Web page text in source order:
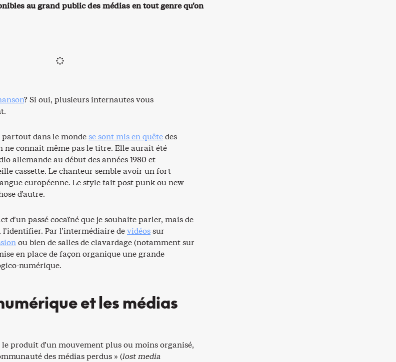
au grand public des médias en tout genre qu’on
? Si oui, plusieurs internautes vous
partout dans le mondese sont mis en quêtedes
ne connait même pas le titre. Elle aurait été
allemande au début des années 1980 et
cassette. Le chanteur semble avoir un fort
européenne. Le style fait post-punk ou new
d’autre.
d’un passé cocaïné que je souhaite parler, mais de
Par l’intermédiaire devidéossur
ou bien de salles de clavardage (notamment sur
en place de façon organique une grande
numérique.
et les médias
produit d’un mouvement plus ou moins organisé,
des médias perdus » (lost media